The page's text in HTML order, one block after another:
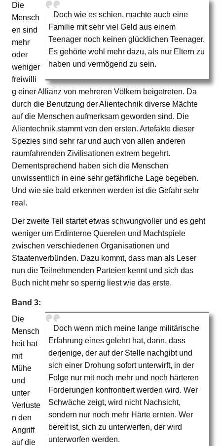
Doch wie es schien, machte auch eine
Familie mit sehr viel Geld aus einem
Teenager noch keinen glücklichen Teenager.
Es gehörte wohl mehr dazu, als nur Eltern zu
haben und vermögend zu sein.
Die
Mensch
en sind
mehr
oder
weniger
freiwilli
g einer Allianz von mehreren Völkern beigetreten. Da
durch die Benutzung der Alientechnik diverse Mächte
auf die Menschen aufmerksam geworden sind. Die
Alientechnik stammt von den ersten. Artefakte dieser
Spezies sind sehr rar und auch von allen anderen
raumfahrenden Zivilisationen extrem begehrt.
Dementsprechend haben sich die Menschen
unwissentlich in eine sehr gefährliche Lage begeben.
Und wie sie bald erkennen werden ist die Gefahr sehr
real.
Der zweite Teil startet etwas schwungvoller und es geht
weniger um Erdinterne Querelen und Machtspiele
zwischen verschiedenen Organisationen und
Staatenverbünden. Dazu kommt, dass man als Leser
nun die Teilnehmenden Parteien kennt und sich das
Buch nicht mehr so sperrig liest wie das erste.
Band 3:
Doch wenn mich meine lange militärische
Erfahrung eines gelehrt hat, dann, dass
derjenige, der auf der Stelle nachgibt und
sich einer Drohung sofort unterwirft, in der
Folge nur mit noch mehr und noch härteren
Forderungen konfrontiert werden wird. Wer
Schwäche zeigt, wird nicht Nachsicht,
sondern nur noch mehr Härte ernten. Wer
bereit ist, sich zu unterwerfen, der wird
unterworfen werden.
Die
Mensch
heit hat
mit
Mühe
und
unter
Verluste
n den
Angriff
auf die